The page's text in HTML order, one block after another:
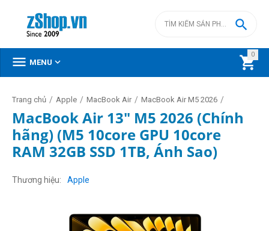
0


 MENU 
Trang chủ / Apple / MacBook Air / MacBook Air M5 2026 /
MacBook Air 13" M5 2026 (Chính
hãng) (M5 10core GPU 10core
RAM 32GB SSD 1TB, Ánh Sao)
Thương hiệu Apple